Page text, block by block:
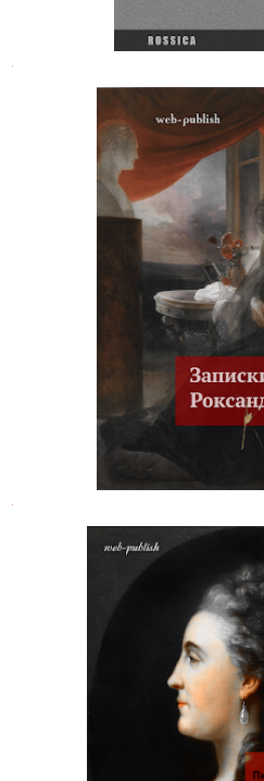
Графиня
Эдлинг.
французской
Письма
к Иоганне